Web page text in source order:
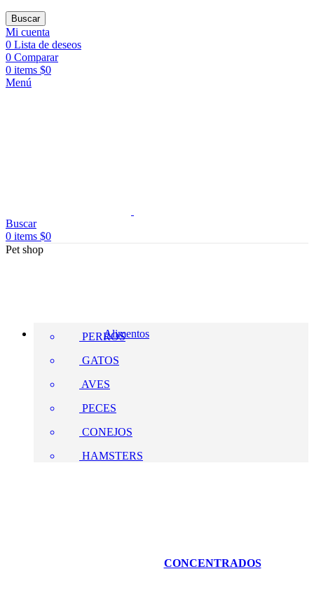
Buscar
Mi cuenta
0 Lista de deseos
0 Comparar
0 items $0
Menú
Buscar
0 items $0
Pet shop
Alimentos
PERROS
GATOS
AVES
PECES
CONEJOS
HAMSTERS
CONCENTRADOS